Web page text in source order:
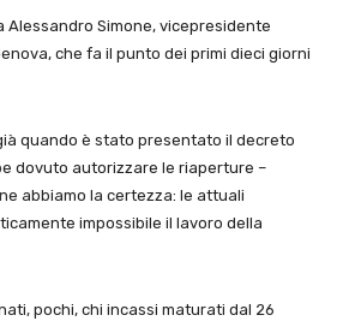
Alessandro Simone, vicepresidente
che fa il punto dei primi dieci giorni
quando è stato presentato il decreto
dovuto autorizzare le riaperture –
abbiamo la certezza: le attuali
impossibile il lavoro della
pochi, chi incassi maturati dal 26